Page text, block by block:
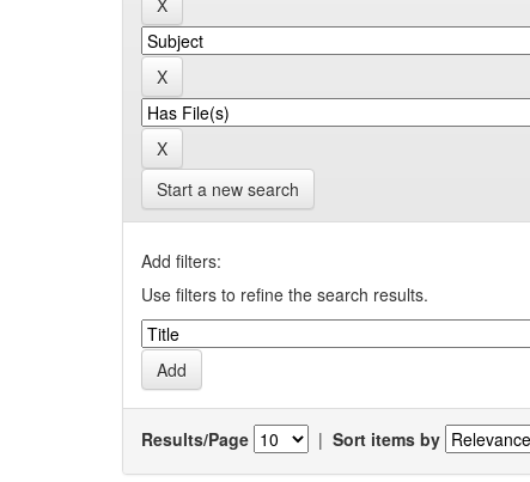
Start a new search
Add filters:
Use filters to refine the search results.
Results/Page | Sort items by